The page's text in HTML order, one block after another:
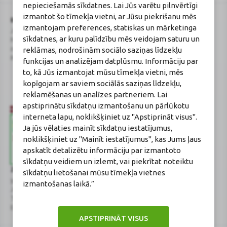
nepieciešamās sīkdatnes. Lai Jūs varētu pilnvērtīgi
izmantot šo tīmekļa vietni, ar Jūsu piekrišanu mēs
izmantojam preferences, statiskas un mārketinga
sīkdatnes, ar kuru palīdzību mēs veidojam saturu un
reklāmas, nodrošinām sociālo saziņas līdzekļu
funkcijas un analizējam datplūsmu. Informāciju par
to, kā Jūs izmantojat mūsu tīmekļa vietni, mēs
kopīgojam ar saviem sociālās saziņas līdzekļu,
reklamēšanas un analīzes partneriem. Lai
apstiprinātu sīkdatņu izmantošanu un pārlūkotu
interneta lapu, noklikšķiniet uz "Apstiprināt visus".
Ja jūs vēlaties mainīt sīkdatņu iestatījumus,
noklikšķiniet uz "Mainīt iestatījumus", kas Jums ļaus
apskatīt detalizētu informāciju par izmantoto
sīkdatņu veidiem un izlemt, vai piekrītat noteiktu
sīkdatņu lietošanai mūsu tīmekļa vietnes
izmantošanas laikā.”
APSTIPRINĀT VISUS
BENU Aptieka Latvija, SIA
Juridiskā adrese / Faktiskā adrese:
Noliktavu iela 5, Dreiliņi, Stopiņu
novads, LV-2130
Reģistrācijas Nr.: 40003252167
Licence
Licences numurs: A00010
E-aptiekas kontakti
Aptiekas vadītāja:
Sertificēta farmaceite: Jeļena
Gončarova
Reģistrācijas Nr.: F-0834
Sertifikāta Nr.: 215.2025
Zāļu valsts aģentūra
www.zva.gov.lv
Jersikas iela 15, Rīga
E-pasts: info@zva.gov.lv
Veselības inspekcija
E-pasts: vi@vi.gov.lv